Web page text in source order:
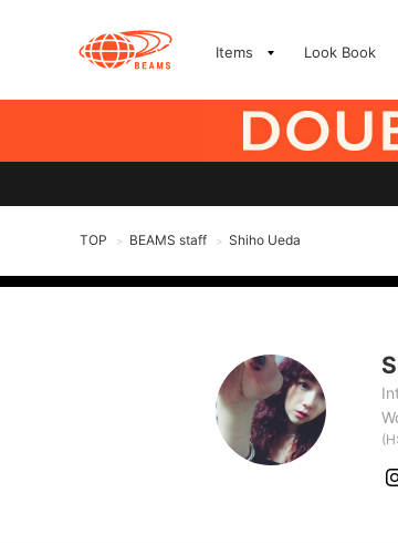
Items Look Book
TOP > BEAMS staff > Shiho Ueda